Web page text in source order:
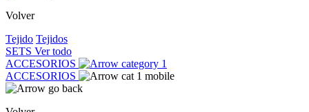
Volver
Tejido Tejidos
SETS Ver todo
ACCESORIOS
ACCESORIOS